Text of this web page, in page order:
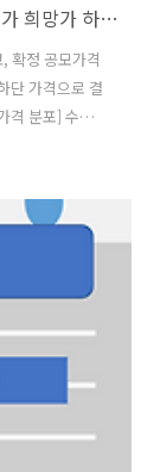
스트라드비전 수요예측 결과 흥행 실패 공모가 희망가 하단 12,000원 확정
확정 공모가격
단 가격으로 결
분포] 수요예
주로, 참여 경
32.74% 있었
건에
량으로는
일(목) ~ 6월